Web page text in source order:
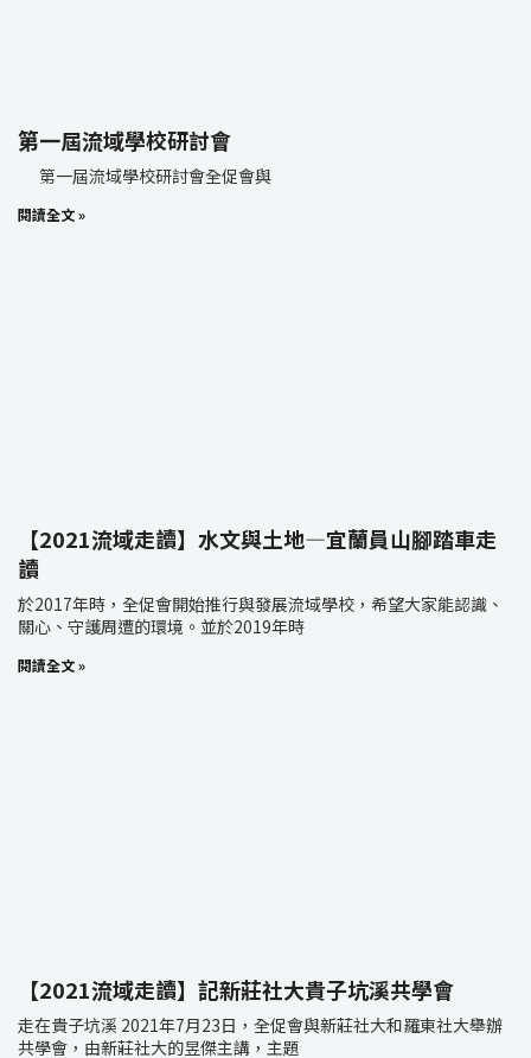
第一屆流域學校研討會
第一屆流域學校研討會全促會與
閱讀全文 »
【2021流域走讀】水文與土地—宜蘭員山腳踏車走
讀
於2017年時，全促會開始推行與發展流域學校，希望大家能認識、
關心、守護周遭的環境。並於2019年時
閱讀全文 »
【2021流域走讀】記新莊社大貴子坑溪共學會
走在貴子坑溪 2021年7月23日，全促會與新莊社大和羅東社大舉辦
共學會，由新莊社大的昱傑主講，主題